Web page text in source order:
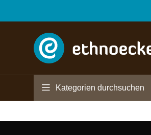
Kategorien durchsuchen